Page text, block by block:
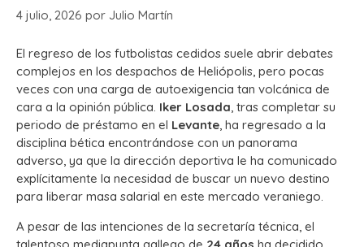
4 julio, 2026 por Julio Martín
El regreso de los futbolistas cedidos suele abrir debates
complejos en los despachos de Heliópolis, pero pocas
veces con una carga de autoexigencia tan volcánica de
cara a la opinión pública. Iker Losada , tras completar su
periodo de préstamo en el Levante , ha regresado a la
disciplina bética encontrándose con un panorama
adverso, ya que la dirección deportiva le ha comunicado
explícitamente la necesidad de buscar un nuevo destino
para liberar masa salarial en este mercado veraniego.
A pesar de las intenciones de la secretaría técnica, el
talentoso mediapunta gallego de 24 años ha decidido